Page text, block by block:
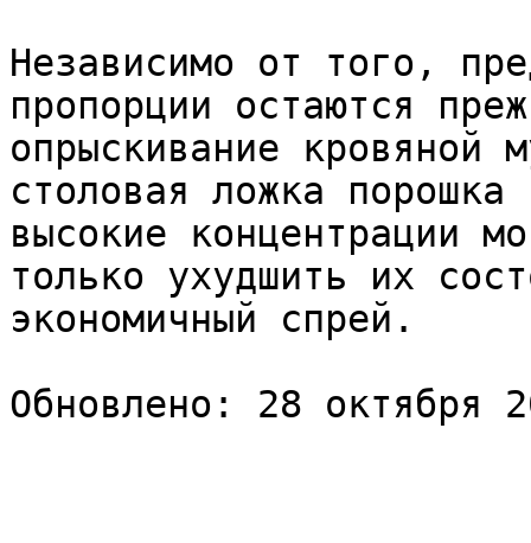
Независимо от того,
пропорции остаются
опрыскивание кровяной
столовая ложка
высокие концентрации
только ухудшить их
экономичный спрей.